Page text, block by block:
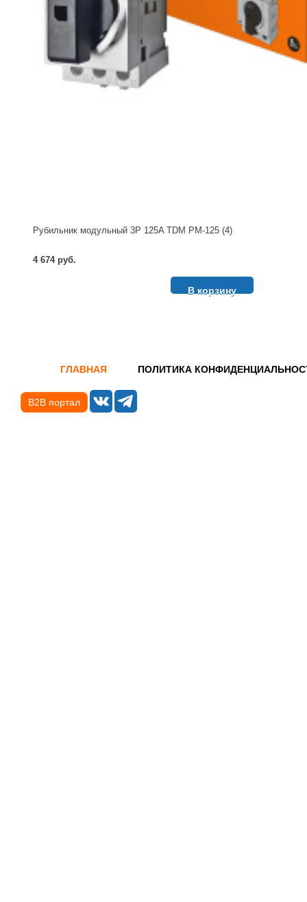
Рубильник модульный 3P 125A TDM РМ-125 (4)
4 674 руб.
В корзину
ГЛАВНАЯ ПОЛИТИКА
B2B портал